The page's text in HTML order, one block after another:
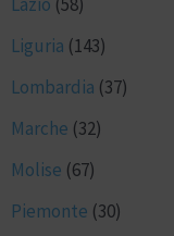
Liguria (143)
Lombardia (37)
Marche (32)
Molise (67)
Piemonte (30)